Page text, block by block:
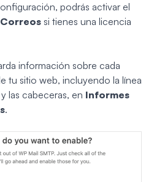
podrás activar el
si tienes una licencia
información sobre cada
tu sitio web, incluyendo la línea
las cabeceras, en Informes
.